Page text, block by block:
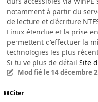
notamment à partir du
de lecture et d'écriture
Linux étendue et la prise
permettent d'effectuer la
technologies les plus
Si tu ve plus de détail Site
Modifié le 14 décembre
Citer